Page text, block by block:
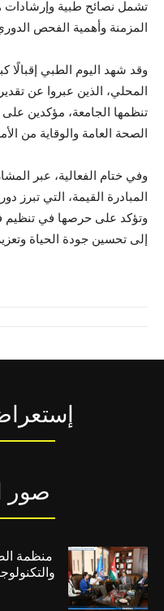
تشمل نصائح طبية وإرشادات
المزمنة وأهمية الفحص
وقد شهد اليوم الطبي إقبالًا
المحلي، الذين عبروا عن
تنظمها الجامعة، مؤكدين على
الصحة العامة والوقاية من
وفي ختام الفعالية، عبر
المبادرة القيمة، التي تبرز
وتؤكد على حرصها في
إلى تحسين جودة الحياة
صور
منظمة